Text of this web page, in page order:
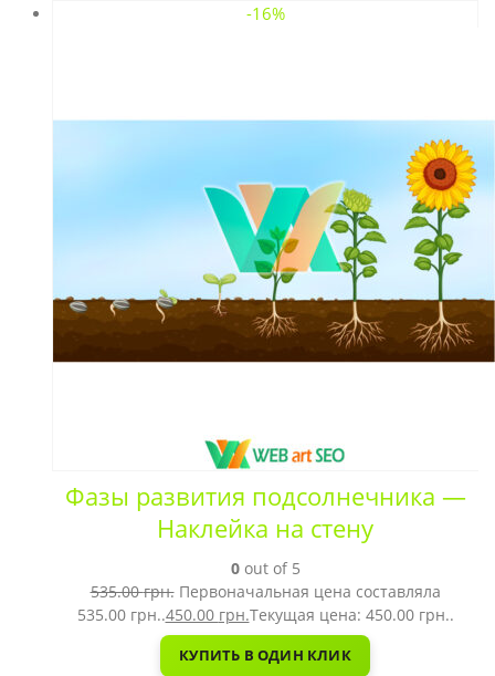
-16%
Фазы развития подсолнечника —
Наклейка на стену
0out of 5
535.00грн. Первоначальная цена составляла
535.00 грн..450.00 грн.Текущая цена: 450.00 грн..
КУПИТЬ В ОДИН КЛИК